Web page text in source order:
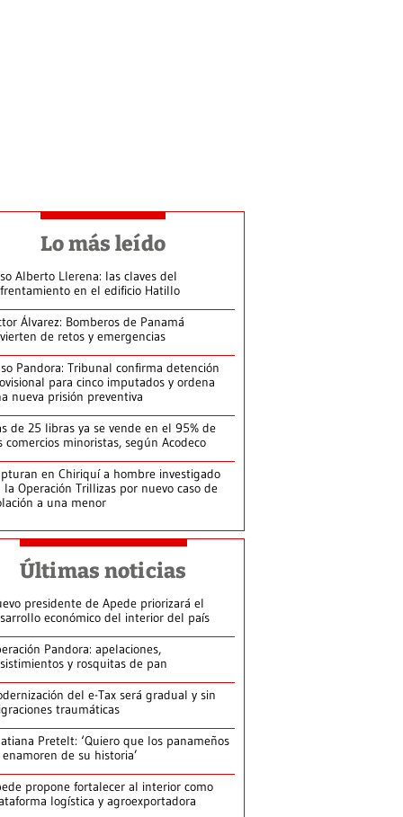
Lo más leído
Alberto Llerena: las claves del
en el edificio Hatillo
Álvarez: Bomberos de Panamá
de retos y emergencias
Pandora: Tribunal confirma detención
para cinco imputados y ordena
nueva prisión preventiva
de 25 libras ya se vende en el 95% de
comercios minoristas, según Acodeco
en Chiriquí a hombre investigado
la Operación Trillizas por nuevo caso de
a una menor
Últimas noticias
presidente de Apede priorizará el
económico del interior del país
Pandora: apelaciones,
y rosquitas de pan
del e-Tax será gradual y sin
traumáticas
Pretelt: ‘Quiero que los panameños
enamoren de su historia’
propone fortalecer al interior como
logística y agroexportadora